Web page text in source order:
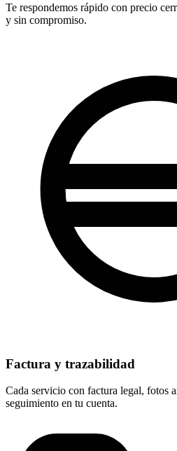
Te respondemos rápido con precio
y sin compromiso.
Factura y trazabilidad
Cada servicio con factura legal, fotos
seguimiento en tu cuenta.